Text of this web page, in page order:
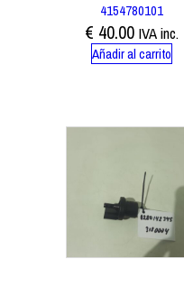
4154780101
€ 40.00 IVA inc.
Añadir al carrito